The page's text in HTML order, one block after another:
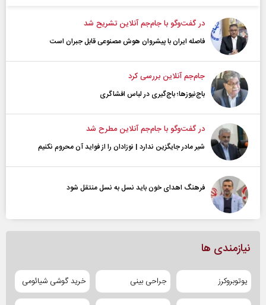
در گفت‌و‌گو با جام‌جم آنلاین تشریح شد
فاصله ایران با پیشرو‌ان هوش مصنوعی قابل جبران است
جام‌جم آنلاین بررسی کرد
باج‌نیوزها؛ باج‌گیری در لباس افشاگری
در گفت‌و‌گو با جام‌جم آنلاین مطرح شد
شیر مادر جایگزین ندارد | نوزادان را از فواید آن محروم نکنیم
فرهنگ اهدای خون باید نسل به نسل منتقل شود
نیازمندی ها
یوتوبروکرز جراحی بینی خرید گوشی شیائومی